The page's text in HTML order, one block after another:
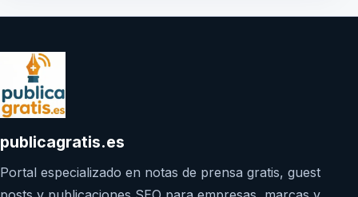
publicagratis.es
Portal especializado en notas de prensa gratis, guest